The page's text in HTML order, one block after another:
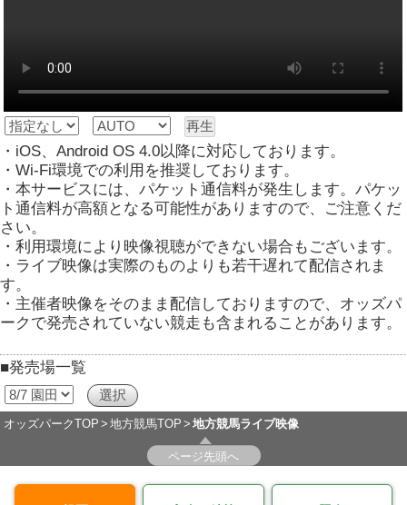
・iOS、Android OS 4.0以降に対応しております。
・Wi-Fi環境での利用を推奨しております。
・本サービスには、パケット通信料が発生します。パケッ
ト通信料が高額となる可能性がありますので、ご注意くだ
さい。
・利用環境により映像視聴ができない場合もございます。
・ライブ映像は実際のものよりも若干遅れて配信されま
す。
・主催者映像をそのまま配信しておりますので、オッズパ
ークで発売されていない競走も含まれることがあります。
■発売場一覧
オッズパークTOP 地方競馬TOP 地方競馬ライブ映像
ページ先頭へ